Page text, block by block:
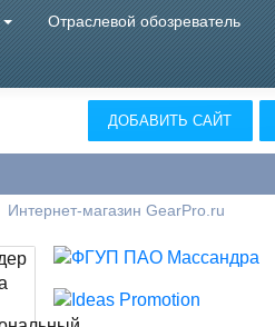
Отраслевой обозреватель
ДОБАВИТЬ САЙТ
Интернет-магазин GearPro.ru